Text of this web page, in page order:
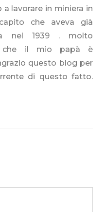
a lavorare in miniera in
che aveva già
nel 1939 . molto
che il mio papà è
questo blog per
di questo fatto.